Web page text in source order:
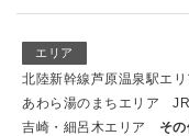
エリア
北陸新幹線芦原温泉駅エリ
あわら湯のまちエリア
吉崎・細呂木エリア
そ